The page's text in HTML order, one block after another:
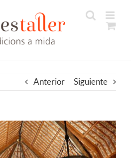
Anterior Siguiente